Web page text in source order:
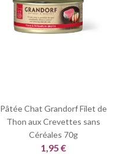
Pâtée Chat Grandorf Filet de
Thon aux Crevettes sans
Céréales 70g
1,95 €